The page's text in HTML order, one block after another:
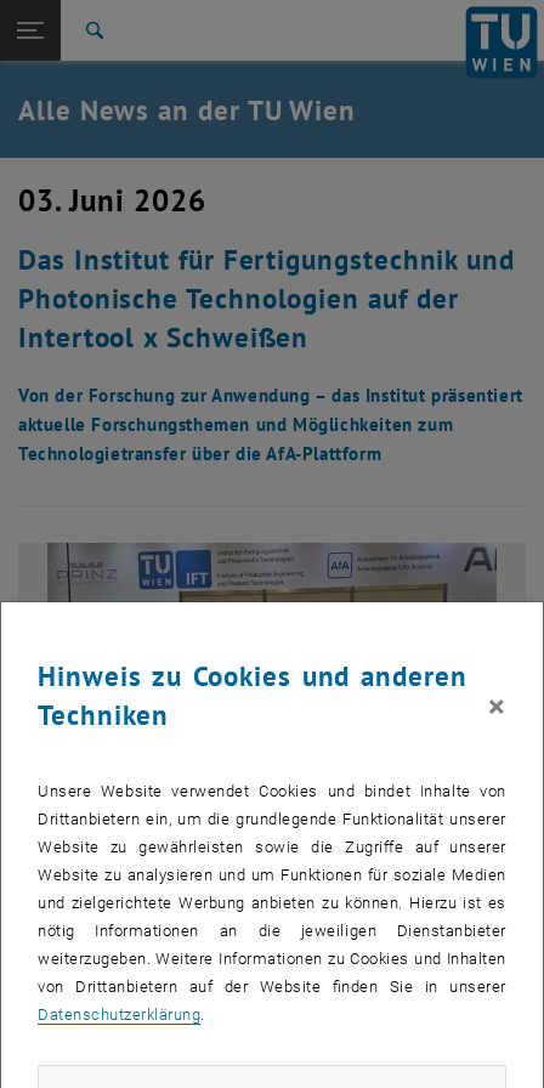
TU Login
Quicklinks
Quicklinks-Menü umschalten
Studium
Karriere
Zurück: Subseiten von TU Wien Startseite auflisten
Zurück zur letzten Ebene:
TU Wien Startseite
Übersicht
Alle News an der TU Wien
03. Juni 2026
Das Institut für Fertigungstechnik und
Photonische Technologien auf der
Intertool x Schweißen
Von der Forschung zur Anwendung – das Institut präsentiert
aktuelle Forschungsthemen und Möglichkeiten zum
Technologietransfer über die AfA-Plattform
1/3 Bilder
Vom 21. bis zum 24. April 2026 fand wie alle 2 Jahre in Wels erneut
die "Intertool x Schweißen" Messe statt (https://intertool.at/). Diese
Hinweis zu Cookies und anderen
Techniken
×
Unsere Website verwendet Cookies und bindet Inhalte von
Drittanbietern ein, um die grundlegende Funktionalität unserer
Website zu gewährleisten sowie die Zugriffe auf unserer
Website zu analysieren und um Funktionen für soziale Medien
und zielgerichtete Werbung anbieten zu können. Hierzu ist es
nötig Informationen an die jeweiligen Dienstanbieter
weiterzugeben. Weitere Informationen zu Cookies und Inhalten
von Drittanbietern auf der Website finden Sie in unserer
Datenschutzerklärung.